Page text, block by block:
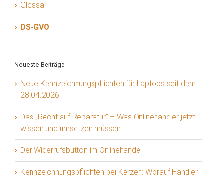
Glossar
DS-GVO
Neueste Beiträge
Neue Kennzeichnungspflichten für Laptops seit dem
28.04.2026
Das „Recht auf Reparatur“ – Was Onlinehändler jetzt
wissen und umsetzen müssen
Der Widerrufsbutton im Onlinehandel
Kennzeichnungspflichten bei Kerzen: Worauf Händler